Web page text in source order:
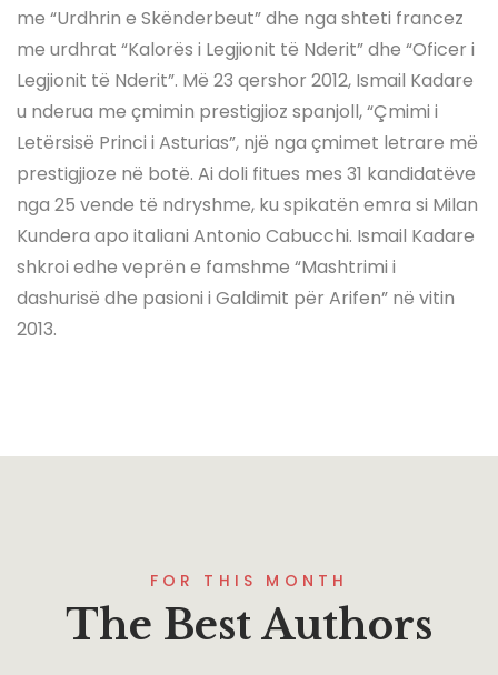
me “Urdhrin e Skënderbeut” dhe nga shteti francez
me urdhrat “Kalorës i Legjionit të Nderit” dhe “Oficer i
Legjionit të Nderit”. Më 23 qershor 2012, Ismail Kadare
u nderua me çmimin prestigjioz spanjoll, “Çmimi i
Letërsisë Princi i Asturias”, një nga çmimet letrare më
prestigjioze në botë. Ai doli fitues mes 31 kandidatëve
nga 25 vende të ndryshme, ku spikatën emra si Milan
Kundera apo italiani Antonio Cabucchi. Ismail Kadare
shkroi edhe veprën e famshme “Mashtrimi i
dashurisë dhe pasioni i Galdimit për Arifen” në vitin
2013.
FOR THIS MONTH
The Best Authors